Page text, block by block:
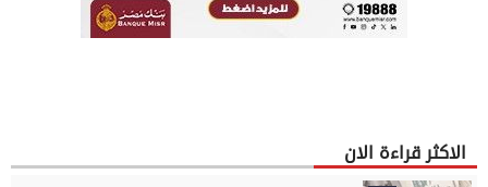
الاكثر قراءة الان